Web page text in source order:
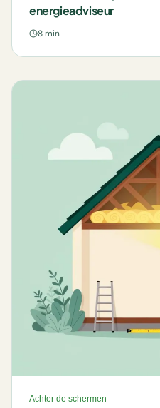
energieadviseur
8 min
Achter de schermen